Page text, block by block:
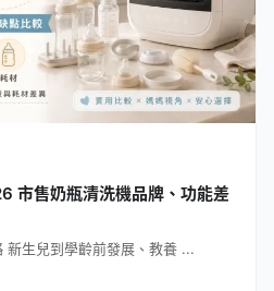
市售奶瓶清洗機品牌、功能差
生兒到學齡前發展、教養 ...